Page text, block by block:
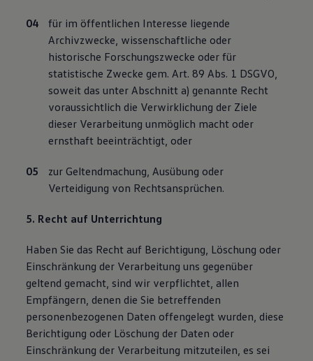
für im öffentlichen Interesse liegende
Archivzwecke, wissenschaftliche oder
historische Forschungszwecke oder für
statistische Zwecke gem. Art. 89 Abs. 1 DSGVO,
soweit das unter Abschnitt a) genannte Recht
voraussichtlich die Verwirklichung der Ziele
dieser Verarbeitung unmöglich macht oder
ernsthaft beeinträchtigt, oder
zur Geltendmachung, Ausübung oder
Verteidigung von Rechtsansprüchen.
5. Recht auf Unterrichtung
Haben Sie das Recht auf Berichtigung, Löschung oder
Einschränkung der Verarbeitung uns gegenüber
geltend gemacht, sind wir verpflichtet, allen
Empfängern, denen die Sie betreffenden
personenbezogenen Daten offengelegt wurden, diese
Berichtigung oder Löschung der Daten oder
Einschränkung der Verarbeitung mitzuteilen, es sei